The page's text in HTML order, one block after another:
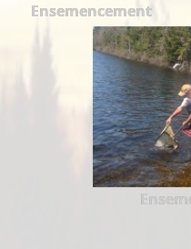
Ensemencement